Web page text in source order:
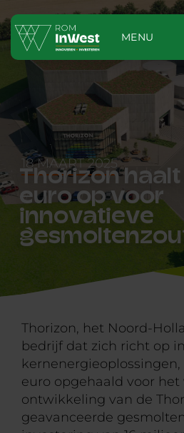
MENU
18 MAART 2025
Thorizon
euro op voor
innovatieve
Thorizon, het Noord-
bedrijf dat zich richt op
euro opgehaald voor
ontwikkeling van de
geavanceerde